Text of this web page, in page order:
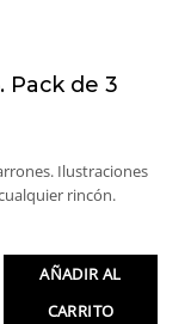
Pack de 3
Ilustraciones
rincón.
AÑADIR AL
CARRITO